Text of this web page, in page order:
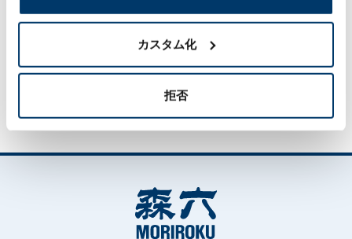
カスタム化
拒否
MORILOG一覧